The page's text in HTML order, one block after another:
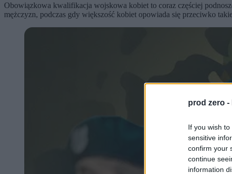
prod zero -
If you wish
sensitive
confirm your
continue
information
Obowiązkowa kwalifikacja wojskowa kobiet to coraz częściej
mężczyzn, podczas gdy większość kobiet opowiada się przeciwko